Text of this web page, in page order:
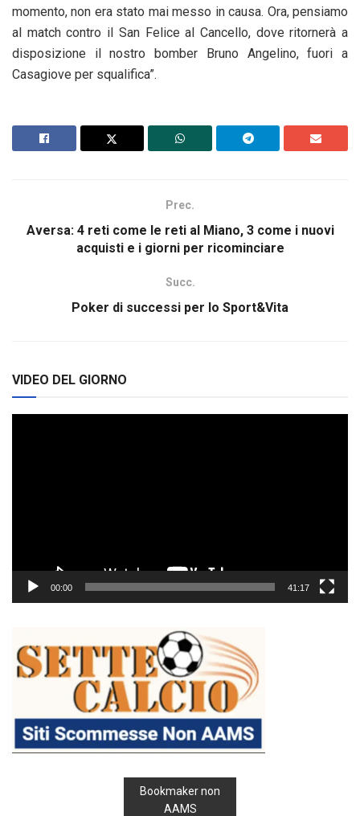
momento, non era stato mai messo in causa. Ora, pensiamo
al match contro il San Felice al Cancello, dove ritornerà a
disposizione il nostro bomber Bruno Angelino, fuori a
Casagiove per squalifica”.
Prec.
Aversa: 4 reti come le reti al Miano, 3 come i nuovi
acquisti e i giorni per ricominciare
Succ.
Poker di successi per lo Sport&Vita
VIDEO DEL GIORNO
00:00 41:17
Bookmaker non
AAMS